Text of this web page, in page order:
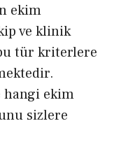
ekim
ve klinik
tür kriterlere
hangi ekim
sizlere